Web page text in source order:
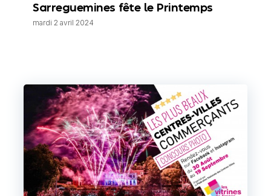
Sarreguemines fête le Printemps
mardi 2 avril 2024